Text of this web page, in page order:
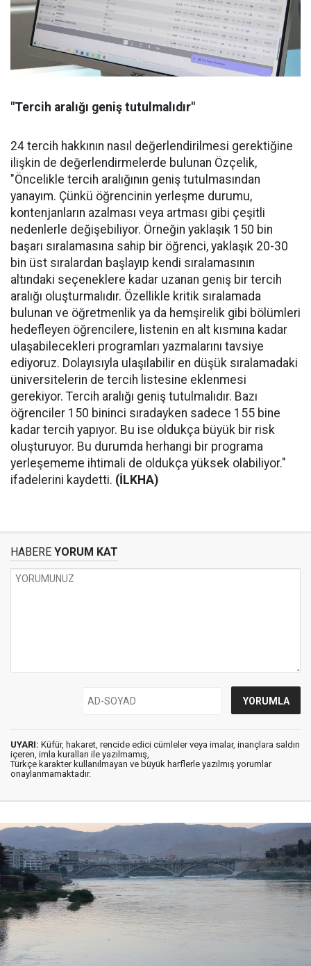
"Tercih aralığı geniş tutulmalıdır"
24 tercih hakkının nasıl değerlendirilmesi gerektiğine
ilişkin de değerlendirmelerde bulunan Özçelik,
"Öncelikle tercih aralığının geniş tutulmasından
yanayım. Çünkü öğrencinin yerleşme durumu,
kontenjanların azalması veya artması gibi çeşitli
nedenlerle değişebiliyor. Örneğin yaklaşık 150 bin
başarı sıralamasına sahip bir öğrenci, yaklaşık 20-30
bin üst sıralardan başlayıp kendi sıralamasının
altındaki seçeneklere kadar uzanan geniş bir tercih
aralığı oluşturmalıdır. Özellikle kritik sıralamada
bulunan ve öğretmenlik ya da hemşirelik gibi bölümleri
hedefleyen öğrencilere, listenin en alt kısmına kadar
ulaşabilecekleri programları yazmalarını tavsiye
ediyoruz. Dolayısıyla ulaşılabilir en düşük sıralamadaki
üniversitelerin de tercih listesine eklenmesi
gerekiyor. Tercih aralığı geniş tutulmalıdır. Bazı
öğrenciler 150 bininci sıradayken sadece 155 bine
kadar tercih yapıyor. Bu ise oldukça büyük bir risk
oluşturuyor. Bu durumda herhangi bir programa
yerleşememe ihtimali de oldukça yüksek olabiliyor."
ifadelerini kaydetti. (İLKHA)
HABERE YORUM KAT
UYARI: Küfür, hakaret, rencide edici cümleler veya imalar, inançlara saldırı
içeren, imla kuralları ile yazılmamış,
Türkçe karakter kullanılmayan ve büyük harflerle yazılmış yorumlar
onaylanmamaktadır.